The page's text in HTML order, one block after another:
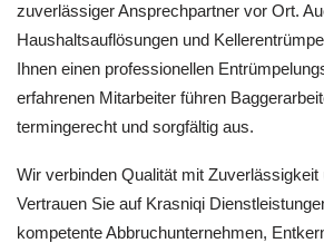
zuverlässiger Ansprechpartner vor Ort.
Haushaltsauflösungen und
Ihnen einen professionellen
erfahrenen Mitarbeiter führen
termingerecht und sorgfältig aus.
Wir verbinden Qualität mit Zuverlässigkeit
Vertrauen Sie auf Krasniqi
kompetente Abbruchunternehmen,